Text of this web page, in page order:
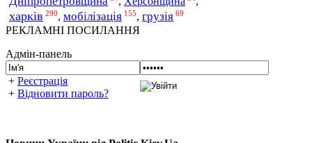
харків 290, мобілізація 155, грузія 69
РЕКЛАМНІ ПОСИЛАННЯ
Адмін-панель
+ Реєстрація
+ Відновити пароль?